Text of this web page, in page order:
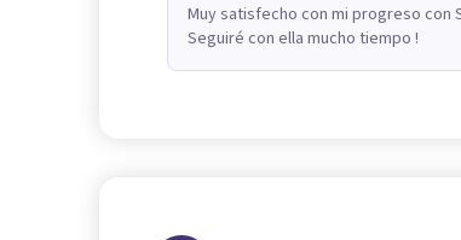
Muy satisfecho con mi progreso
Seguiré con ella mucho tiempo !